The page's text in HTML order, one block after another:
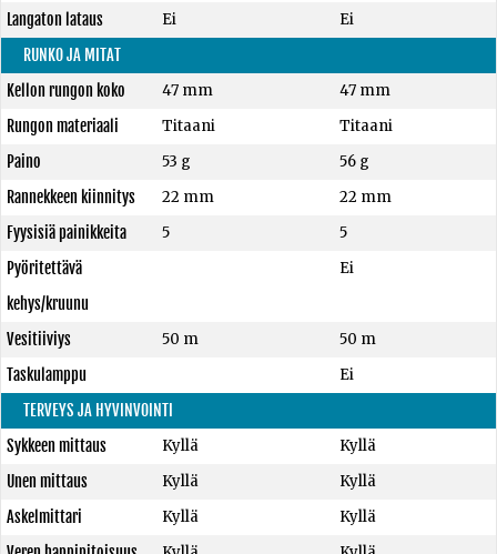
Langaton lataus
Ei
Ei
RUNKO JA MITAT
Kellon rungon koko
47 mm
47 mm
Rungon materiaali
Titaani
Titaani
Paino
53 g
56 g
Rannekkeen kiinnitys
22 mm
22 mm
Fyysisiä painikkeita
5
5
Pyöritettävä
kehys/kruunu
Ei
Vesitiiviys 50 m
50 m
Taskulamppu
Ei
TERVEYS JA HYVINVOINTI
Sykkeen mittaus
Kyllä
Kyllä
Unen mittaus
Kyllä
Kyllä
Askelmittari
Kyllä
Kyllä